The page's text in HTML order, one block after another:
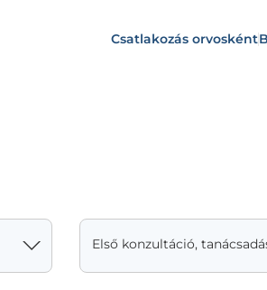
Csatlakozás orvosként
Első konzultáció,